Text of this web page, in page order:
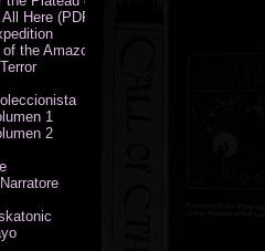
Here (PDF)
the Amazon
1
2